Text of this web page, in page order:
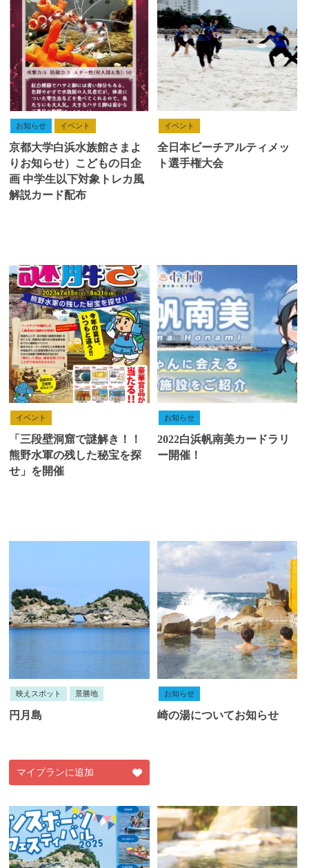
お知らせ イベント
京都大学白浜水族館さまよ
りお知らせ）こどもの日企
画 中学生以下対象トレカ風
解説カード配布
イベント
全日本ビーチアルティメッ
ト選手権大会
イベント
「三段壁洞窟で謎解き！！
熊野水軍の残した秘宝を探
せ」を開催
お知らせ
2022白浜帆南美カードラリ
ー開催！
映えスポット 景勝地
円月島
マイプランに追加
お知らせ
崎の湯についてお知らせ